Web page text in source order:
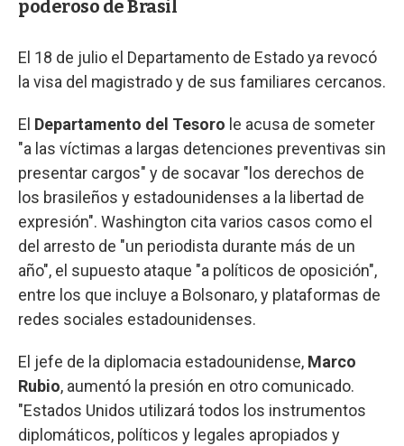
poderoso de Brasil
El 18 de julio el Departamento de Estado ya revocó
la visa del magistrado y de sus familiares cercanos.
El Departamento del Tesoro le acusa de someter
"a las víctimas a largas detenciones preventivas sin
presentar cargos" y de socavar "los derechos de
los brasileños y estadounidenses a la libertad de
expresión". Washington cita varios casos como el
del arresto de "un periodista durante más de un
año", el supuesto ataque "a políticos de oposición",
entre los que incluye a Bolsonaro, y plataformas de
redes sociales estadounidenses.
El jefe de la diplomacia estadounidense, Marco
Rubio, aumentó la presión en otro comunicado.
"Estados Unidos utilizará todos los instrumentos
diplomáticos, políticos y legales apropiados y